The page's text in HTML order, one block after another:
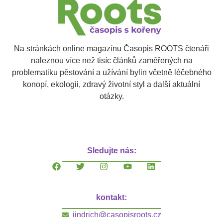
Na stránkách online magazínu Časopis ROOTS čtenáři
naleznou více než tisíc článků zaměřených na
problematiku pěstování a užívání bylin včetně léčebného
konopí, ekologii, zdravý životní styl a další aktuální
otázky.
Sledujte nás:
kontakt:
jindrich@casopisroots.cz